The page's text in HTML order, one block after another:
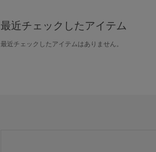
最近チェックしたアイテム
最近チェックしたアイテムはありません。